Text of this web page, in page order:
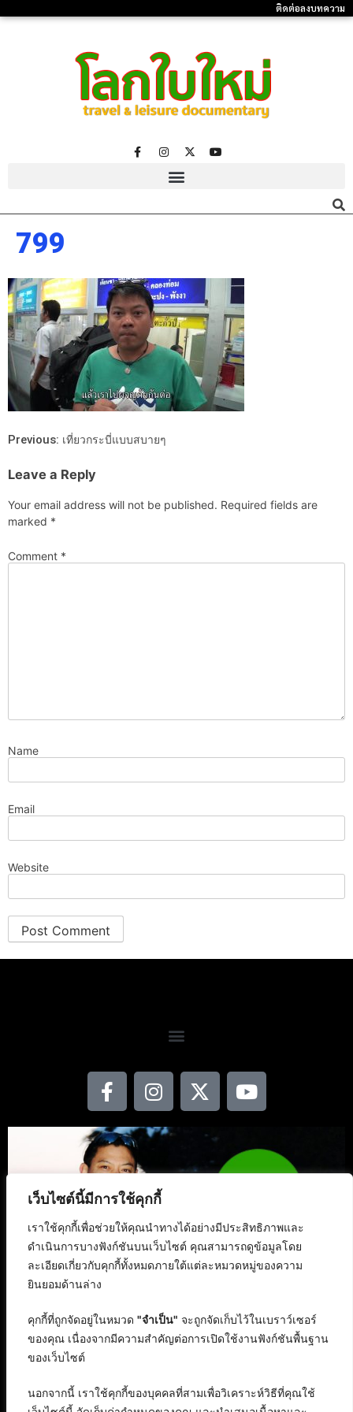
เว็บไซต์นี้มีการใช้คุกกี้
เราใช้คุกกี้เพื่อช่วยให้คุณนำทางได้อย่างมีประสิทธิภาพและ
ดำเนินการบางฟังก์ชันบนเว็บไซต์ คุณสามารถดูข้อมูลโดย
ละเอียดเกี่ยวกับคุกกี้ทั้งหมดภายใต้แต่ละหมวดหมู่ของความ
ยินยอมด้านล่าง
คุกกี้ที่ถูกจัดอยู่ในหมวด "จำเป็น" จะถูกจัดเก็บไว้ในเบราว์เซอร์
ของคุณ เนื่องจากมีความสำคัญต่อการเปิดใช้งานฟังก์ชันพื้นฐาน
ของเว็บไซต์
นอกจากนี้ เราใช้คุกกี้ของบุคคลที่สามเพื่อวิเคราะห์วิธีที่คุณใช้
ติดต่อลงบทความ
799
Previous: เที่ยวกระบี่แบบสบายๆ
Leave a Reply
Your email address will not be published. Required fields are
marked *
Comment *
Name
Email
Website